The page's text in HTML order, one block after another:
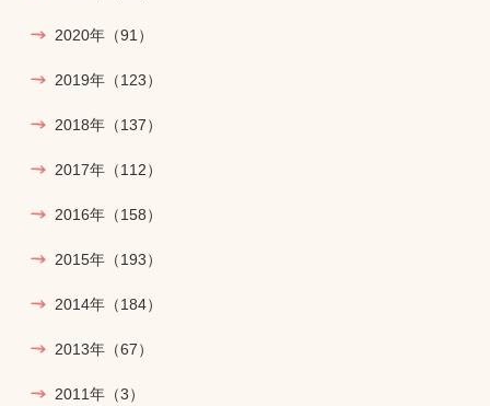
2020年 （91）
2019年 （123）
2018年 （137）
2017年 （112）
2016年 （158）
2015年 （193）
2014年 （184）
2013年 （67）
2011年 （3）